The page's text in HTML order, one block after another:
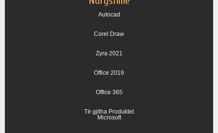
Autocad
Corel Draw
Zyra 2021
Office 2019
Office 365
Të gjitha Produktet
Microsoft